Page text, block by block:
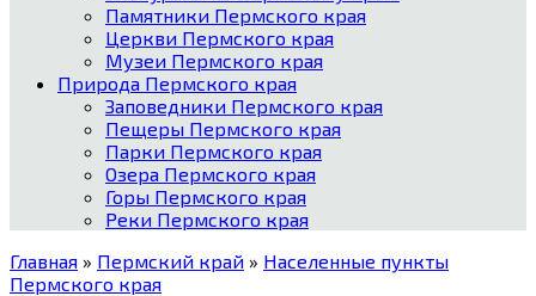
Памятники Пермского края
Церкви Пермского края
Музеи Пермского края
Природа Пермского края
Заповедники Пермского края
Пещеры Пермского края
Парки Пермского края
Озера Пермского края
Горы Пермского края
Реки Пермского края
Главная » Пермский край » Населенные пункты
Пермского края